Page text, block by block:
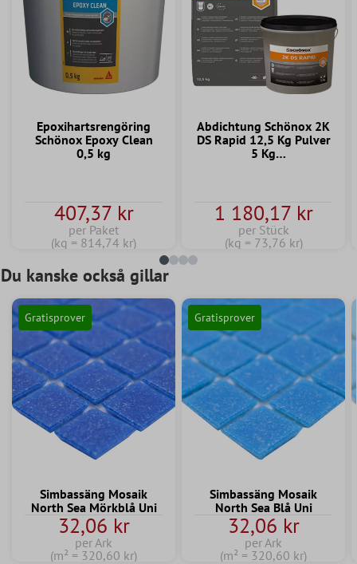
Epoxihartsrengöring
Schönox Epoxy Clean
0,5 kg
407,37 kr
per Paket
(kg = 814,74 kr)
Abdichtung Schönox 2K
DS Rapid 12,5 Kg Pulver
5 Kg
1 180,17 kr
per Stück
(kg = 73,76 kr)
Du kanske också gillar
Gratisprover
Simbassäng Mosaik
North Sea Mörkblå Uni
32,06 kr
per Ark
(m² = 320,60 kr)
Gratisprover
Simbassäng Mosaik
North Sea Blå Uni
32,06 kr
per Ark
(m² = 320,60 kr)